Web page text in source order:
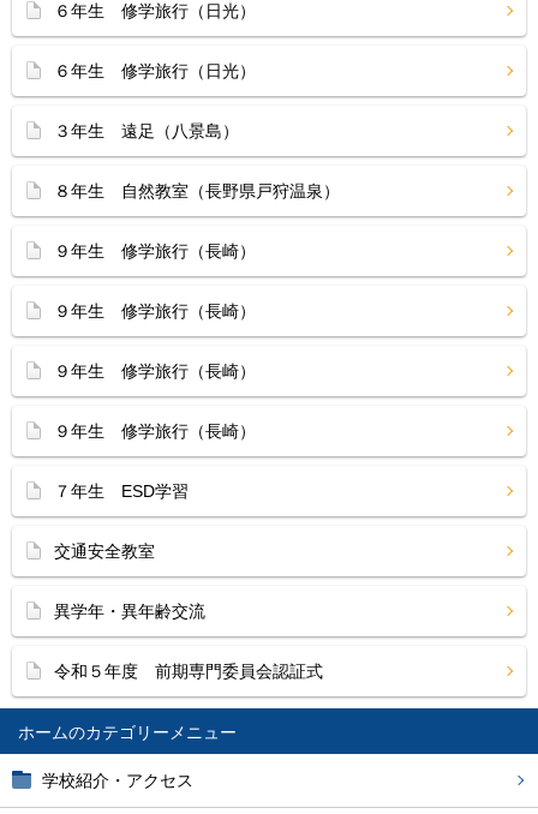
ホーム
学校紹介・アクセス
６年生 修学旅行（日光）
６年生 修学旅行（日光）
３年生 遠足（八景島）
８年生 自然教室（長野県戸狩温泉）
９年生 修学旅行（長崎）
９年生 修学旅行（長崎）
９年生 修学旅行（長崎）
９年生 修学旅行（長崎）
７年生 ESD学習
交通安全教室
異学年・異年齢交流
令和５年度 前期専門委員会認証式